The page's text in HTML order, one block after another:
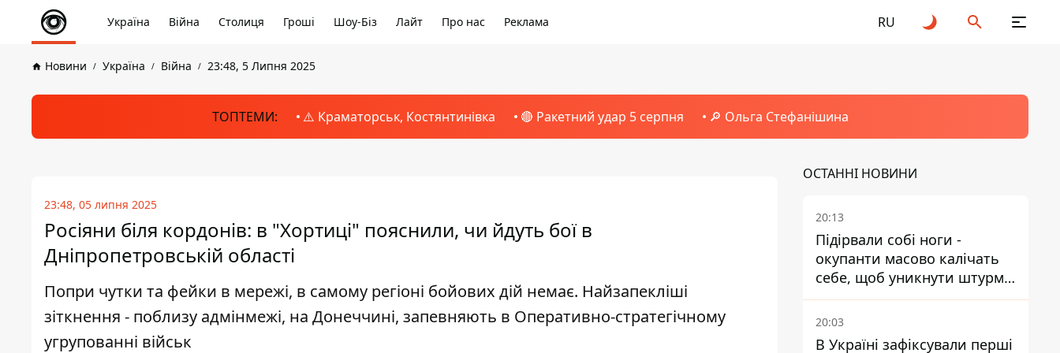
Україна Війна Столиця Гроші Шоу-Біз Лайт Про нас Реклама RU
Новини Україна Війна 23:48, 5 Липня 2025
ТОПТЕМИ: ⚠️ Краматорськ, Костянтинівка 🔴 Ракетний удар 5 серпня 🔎 Ольга Стефанішина
23:48, 05 липня 2025
Росіяни біля кордонів: в "Хортиці" пояснили, чи йдуть бої в
Дніпропетровській області
Попри чутки та фейки в мережі, в самому регіоні бойових дій немає. Найзапекліші
зіткнення - поблизу адмінмежі, на Донеччині, запевняють в Оперативно-стратегічному
угрупованні військ
ОСТАННІ НОВИНИ
20:13
Підірвали собі ноги -
окупанти масово калічать
себе, щоб уникнути штурмів
- ГУР
20:03
В Україні зафіксували перші